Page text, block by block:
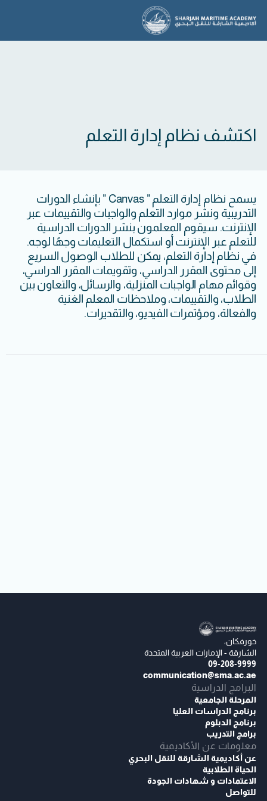
اكتشف نظام إدارة التعلم
يسمح نظام إدارة التعلم " Canvas " بإنشاء الدورات
التدريبية ونشر موارد التعلم والواجبات والتقييمات عبر
الإنترنت. سيقوم المعلمون بنشر الدورات الدراسية
للتعلم عبر الإنترنت أو استكمال التعليمات وجهًا لوجه.
في نظام إدارة التعلم، يمكن للطلاب الوصول السريع
إلى محتوى المقرر الدراسي، وتقويمات المقرر الدراسي،
وقوائم مهام الواجبات المنزلية، والرسائل، والتعاون بين
الطلاب، والتقييمات، وملاحظات المعلم الغنية
والفعالة، ومؤتمرات الفيديو، والتقديرات.
خورفكان،
الشارقة - الإمارات العربية المتحدة
09-208-9999
communication@sma.ac.ae
البرامج الدراسية
المرحلة الجامعية
برنامج الدراسات العليا
برنامج الدبلوم
برامج التدريب
معلومات عن الأكاديمية
عن أكاديمية الشارقة للنقل البحري
الحياة الطلابية
الاعتمادات و شهادات الجودة
للتواصل